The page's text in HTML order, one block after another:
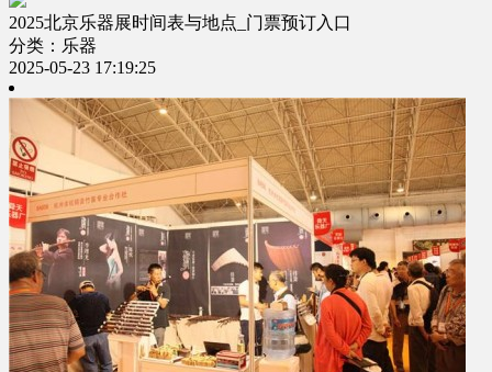
2025北京乐器展时间表与地点_门票预订入口
分类：乐器
2025-05-23 17:19:25